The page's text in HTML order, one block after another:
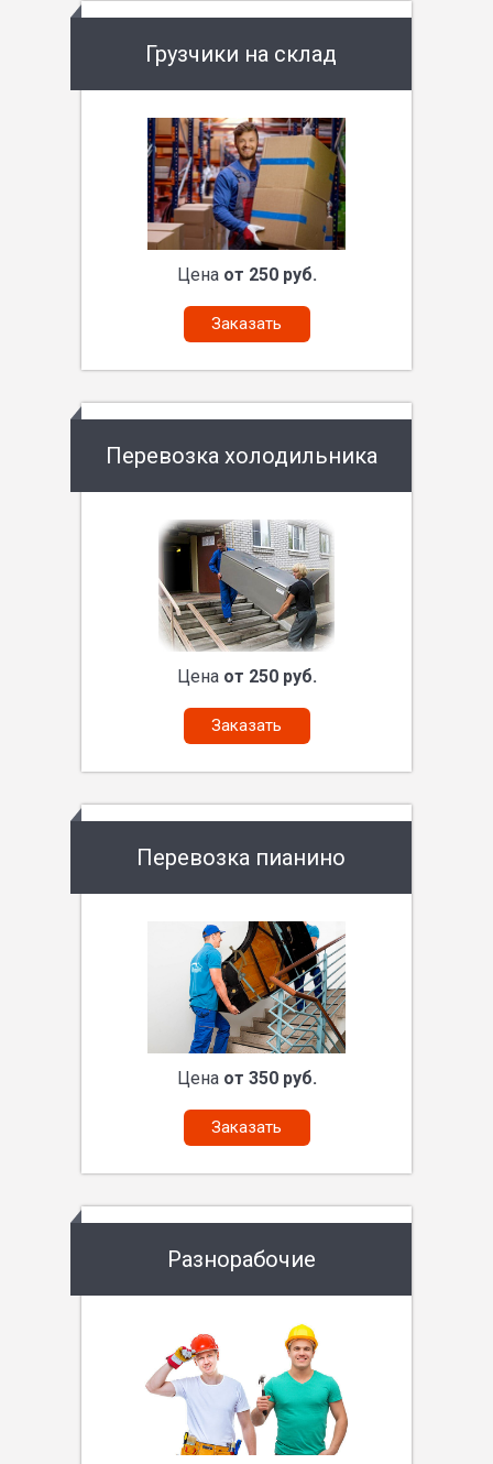
Грузчики на склад
Цена от 250 руб.
Заказать
Перевозка холодильника
Цена от 250 руб.
Заказать
Перевозка пианино
Цена от 350 руб.
Заказать
Разнорабочие